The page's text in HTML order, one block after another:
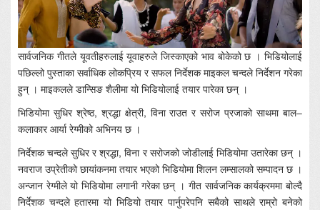
सार्वजनिक गीतले यूवतीहरुलाई यूवाहरुले जिस्काएको भाव बोकेको छ । भिडियोलाई
पछिल्लो पुस्ताका सर्वाधिक लोकप्रिय र सफल निर्देशक माइकल चन्दले निर्देशन गरेका
हुन् । माइकलले डान्सिङ शैलीमा यो भिडियोलाई तयार पारेका छन् ।
भिडियोमा सुधिर श्रेष्ठ, श्रद्धा क्षेत्री, विना राउत र सरोज प्रजाको साथमा बाल–
कलाकार आर्या रेग्मीको अभिनय छ ।
निर्देशक चन्दले सुधिर र श्रद्धा, विना र सरोजको जोडीलाई भिडियोमा उतारेका छन् ।
नवराज उप्रेतीको छायांकनमा तयार भएको भिडियोमा शिलन लम्सालको सम्पादन छ ।
अन्जान रेग्मीले यो भिडियोमा लगानी गरेका छन् । गीत सार्वजनिक कार्यक्रममा बोल्दै
निर्देशक चन्दले हतारमा यो भिडियो तयार पार्नुपरेपनि सबैको साथले राम्रो बनेको